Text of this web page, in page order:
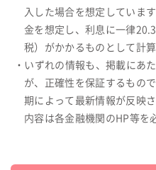
入した場合を想定していま
金を想定し、利息に一律
税）がかかるものとして計算
・いずれの情報も、掲載にあ
が、正確性を保証するもの
期によって最新情報が反映
内容は各金融機関のHP等を